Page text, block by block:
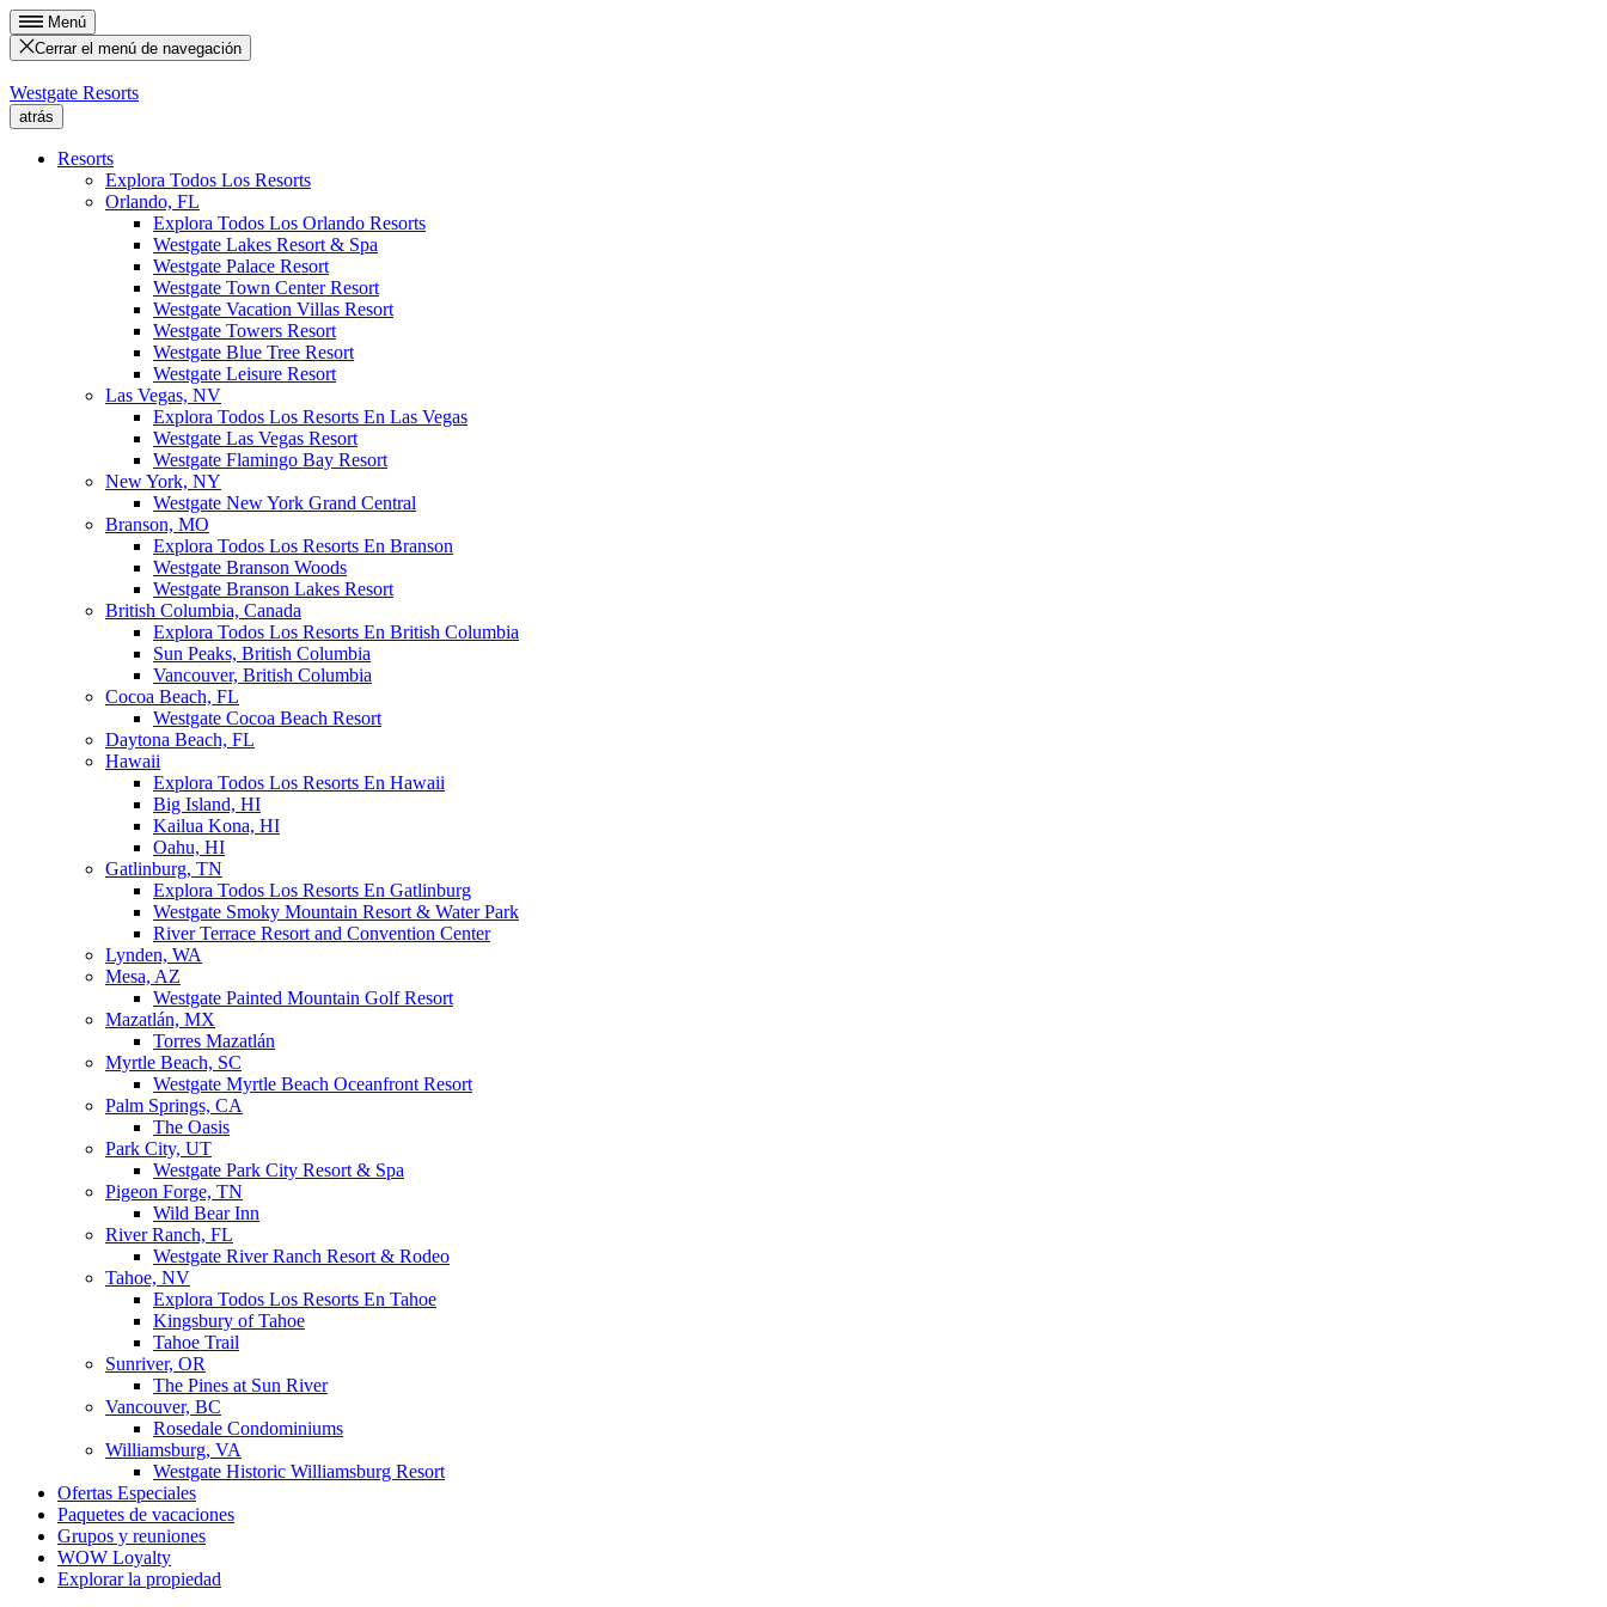
Menú
Cerrar el menú de navegación
Westgate Resorts
atrás
Resorts
Explora Todos Los Resorts
Orlando, FL
Explora Todos Los Orlando Resorts
Westgate Lakes Resort & Spa
Westgate Palace Resort
Westgate Town Center Resort
Westgate Vacation Villas Resort
Westgate Towers Resort
Westgate Blue Tree Resort
Westgate Leisure Resort
Las Vegas, NV
Explora Todos Los Resorts En Las Vegas
Westgate Las Vegas Resort
Westgate Flamingo Bay Resort
New York, NY
Westgate New York Grand Central
Branson, MO
Explora Todos Los Resorts En Branson
Westgate Branson Woods
Westgate Branson Lakes Resort
British Columbia, Canada
Explora Todos Los Resorts En British Columbia
Sun Peaks, British Columbia
Vancouver, British Columbia
Cocoa Beach, FL
Westgate Cocoa Beach Resort
Daytona Beach, FL
Hawaii
Explora Todos Los Resorts En Hawaii
Big Island, HI
Kailua Kona, HI
Oahu, HI
Gatlinburg, TN
Explora Todos Los Resorts En Gatlinburg
Westgate Smoky Mountain Resort & Water Park
River Terrace Resort and Convention Center
Lynden, WA
Mesa, AZ
Westgate Painted Mountain Golf Resort
Mazatlán, MX
Torres Mazatlán
Myrtle Beach, SC
Westgate Myrtle Beach Oceanfront Resort
Palm Springs, CA
The Oasis
Park City, UT
Westgate Park City Resort & Spa
Pigeon Forge, TN
Wild Bear Inn
River Ranch, FL
Westgate River Ranch Resort & Rodeo
Tahoe, NV
Explora Todos Los Resorts En Tahoe
Kingsbury of Tahoe
Tahoe Trail
Sunriver, OR
The Pines at Sun River
Vancouver, BC
Rosedale Condominiums
Williamsburg, VA
Westgate Historic Williamsburg Resort
Ofertas Especiales
Paquetes de vacaciones
Grupos y reuniones
WOW Loyalty
Explorar la propiedad